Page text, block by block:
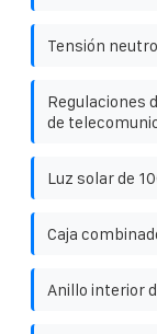
Tensión
Regulaciones
de
Luz solar de
Caja
Anillo interior